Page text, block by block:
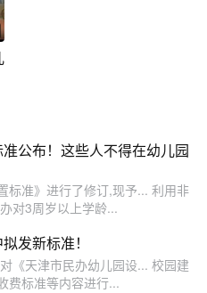
公布！这些人不得在幼儿园
标准》进行了修订,现予... 利用非
对3周岁以上学龄...
发新标准！
《天津市民办幼儿园设... 校园建
费标准等内容进行...